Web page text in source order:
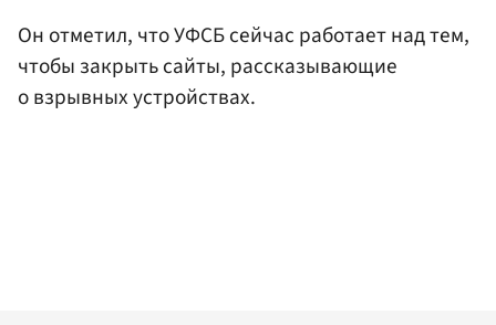
Он отметил, что УФСБ сейчас работает над тем,
чтобы закрыть сайты, рассказывающие
о взрывных устройствах.